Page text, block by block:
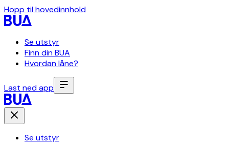
Hopp til hovedinnhold
Se utstyr
Finn din BUA
Hvordan låne?
Last ned app
Se utstyr